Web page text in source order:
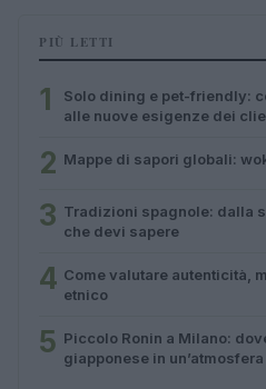
PIÙ LETTI
1
Solo dining e pet-friendly:
alle nuove esigenze dei
2 Mappe di sapori globali:
3 Tradizioni spagnole: dalla
che devi sapere
4 Come valutare autenticità,
etnico
5 Piccolo Ronin a Milano:
giapponese in